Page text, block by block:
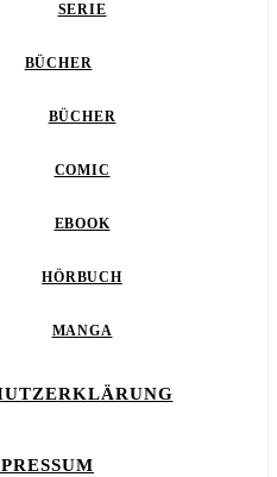
SERIE
BÜCHER
BÜCHER
COMIC
EBOOK
HÖRBUCH
MANGA